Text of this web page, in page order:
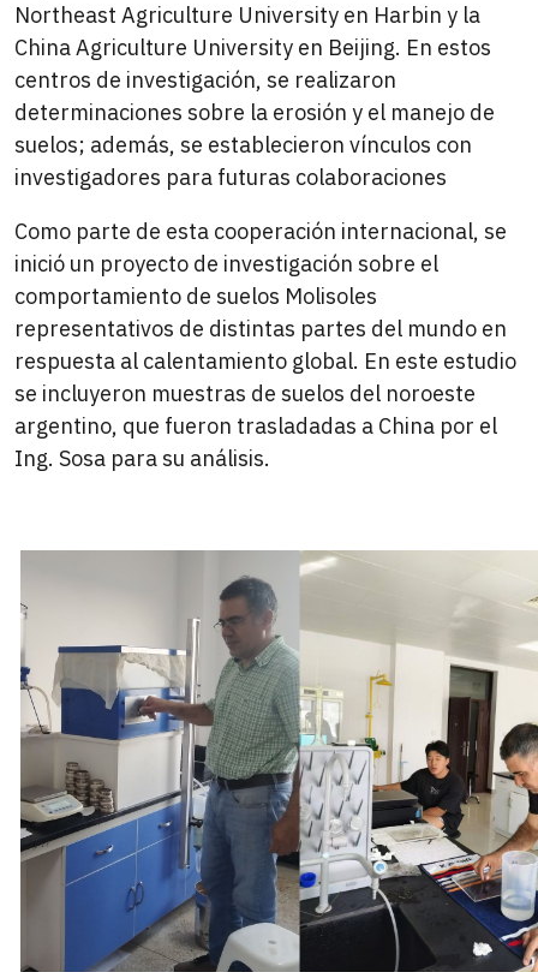
Northeast Agriculture University en Harbin y la
China Agriculture University en Beijing. En estos
centros de investigación, se realizaron
determinaciones sobre la erosión y el manejo de
suelos; además, se establecieron vínculos con
investigadores para futuras colaboraciones
Como parte de esta cooperación internacional, se
inició un proyecto de investigación sobre el
comportamiento de suelos Molisoles
representativos de distintas partes del mundo en
respuesta al calentamiento global. En este estudio
se incluyeron muestras de suelos del noroeste
argentino, que fueron trasladadas a China por el
Ing. Sosa para su análisis.